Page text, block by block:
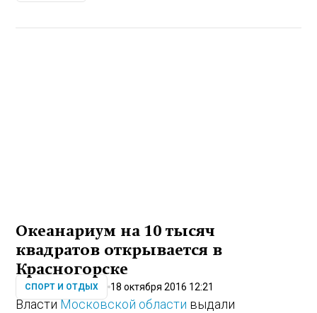
Океанариум на 10 тысяч
квадратов открывается в
Красногорске
СПОРТ И ОТДЫХ 18 октября 2016 12:21
ВластиМосковской области выдали